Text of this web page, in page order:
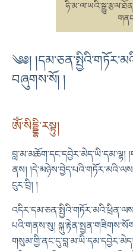
༄༅།
བཞུགས་སོ། །
ཨོཾ་སིདྡྷི་རསྟུ།
བླ་མ་མཆོག་དང་དབྱེར་མེད་ཡི་དམ་ལྷ།
ནས།
ངུར་བྲི། །
པའི་གནས་སུ།